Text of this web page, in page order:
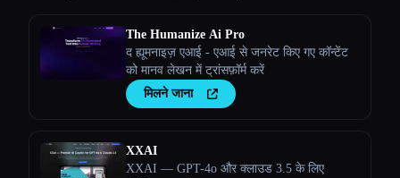
The Humanize Ai Pro
द ह्यूमनाइज़ एआई - एआई से जनरेट किए गए कॉन्टेंट
को मानव लेखन में ट्रांसफ़ॉर्म करें
मिलने जाना
XXAI
XXAI — GPT-4o और क्लाउड 3.5 के लिए